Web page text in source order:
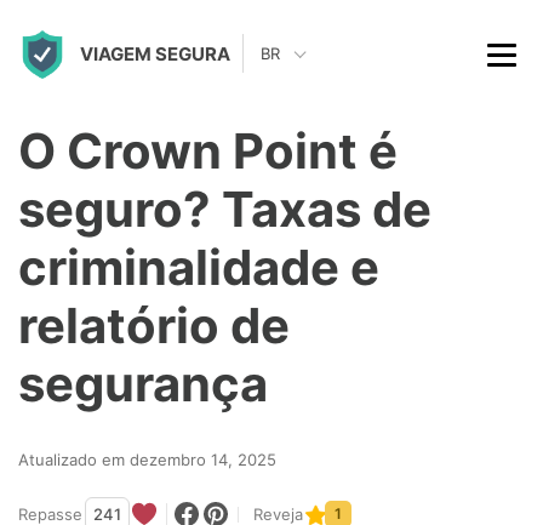
VIAGEM SEGURA BR
O Crown Point é
seguro? Taxas de
criminalidade e
relatório de
segurança
Atualizado em dezembro 14, 2025
Repasse 241 Reveja 1